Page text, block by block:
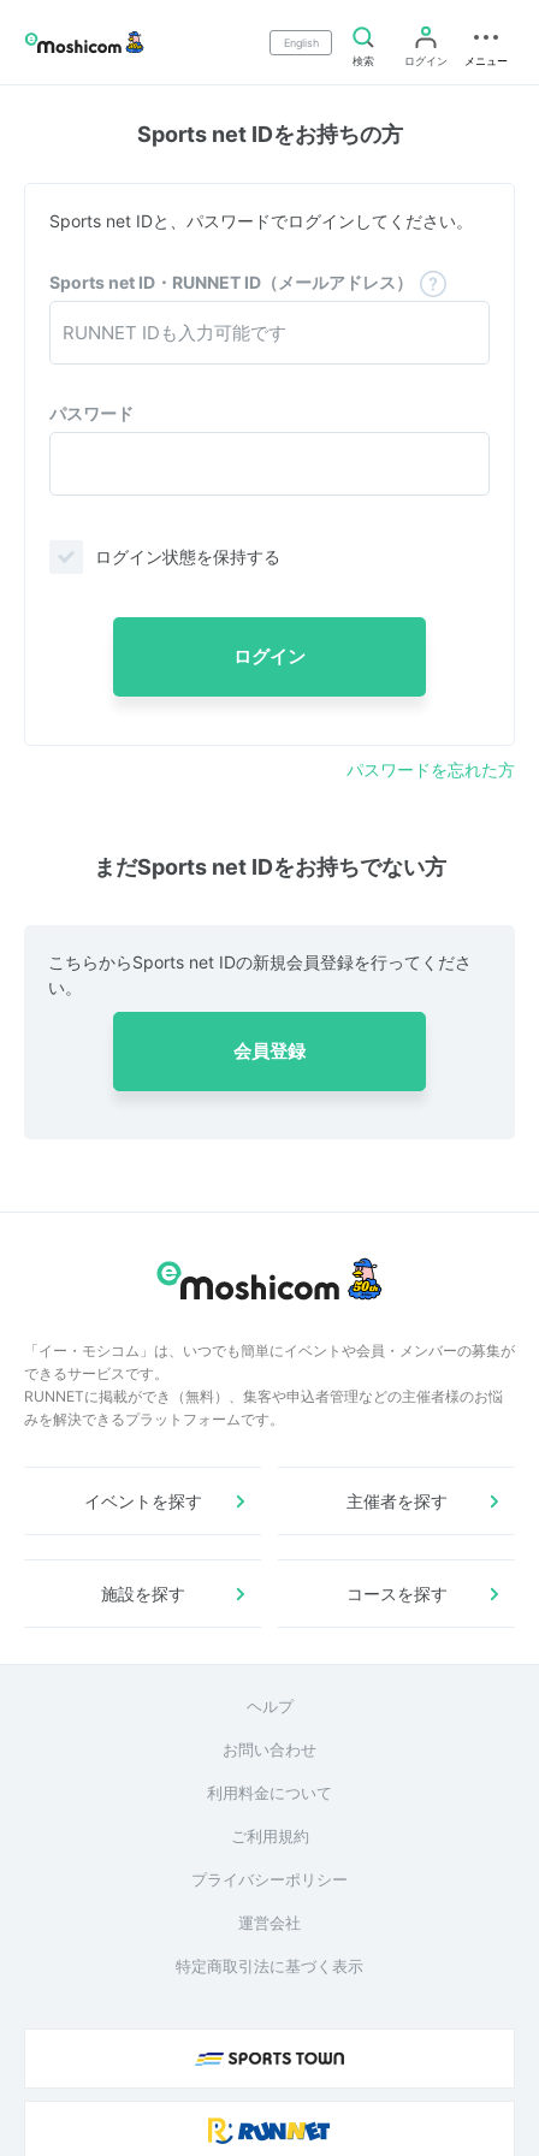
English
検索
ログイン メニュー
Sports net IDをお持ちの方
Sports net IDと、パスワードでログインしてください。
Sports net ID・RUNNET ID（メールアドレス）
パスワード
ログイン状態を保持する
ログイン
パスワードを忘れた方
まだSports net IDをお持ちでない方
こちらからSports net IDの新規会員登録を行ってくださ
い。
会員登録
「イー・モシコム」は、いつでも簡単にイベントや会員・メンバーの募集が
できるサービスです。
RUNNETに掲載ができ（無料）、集客や申込者管理などの主催者様のお悩
みを解決できるプラットフォームです。
イベントを探す 主催者を探す
施設を探す コースを探す
ヘルプ
お問い合わせ
利用料金について
ご利用規約
プライバシーポリシー
運営会社
特定商取引法に基づく表示